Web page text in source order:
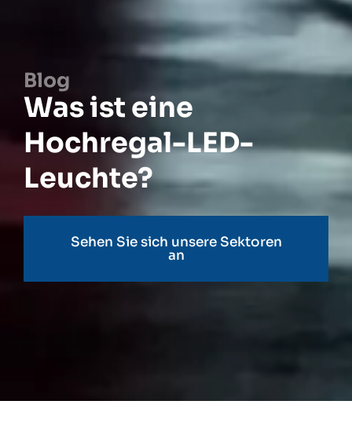
Blog
Was ist eine
Hochregal-LED-
Leuchte?
Sehen Sie sich unsere Sektoren
an